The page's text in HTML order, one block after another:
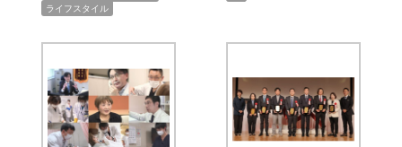
ライフスタイル